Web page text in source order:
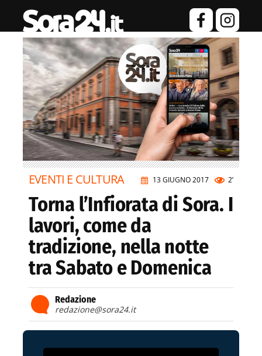
13 GIUGNO 2017 2’
EVENTI E CULTURA
Torna l’Infiorata di Sora. I
lavori, come da
tradizione, nella notte
tra Sabato e Domenica
Redazione
redazione@sora24.it